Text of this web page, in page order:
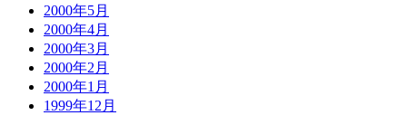
2000年5月
2000年4月
2000年3月
2000年2月
2000年1月
1999年12月